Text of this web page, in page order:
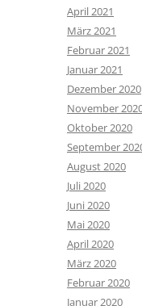
April 2021
März 2021
Februar 2021
Januar 2021
Dezember 2020
November
Oktober 2020
September
August 2020
Juli 2020
Juni 2020
Mai 2020
April 2020
März 2020
Februar 2020
Januar 2020